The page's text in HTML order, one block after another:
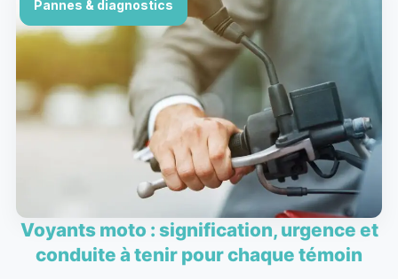
Pannes & diagnostics
Voyants moto : signification, urgence et
conduite à tenir pour chaque témoin